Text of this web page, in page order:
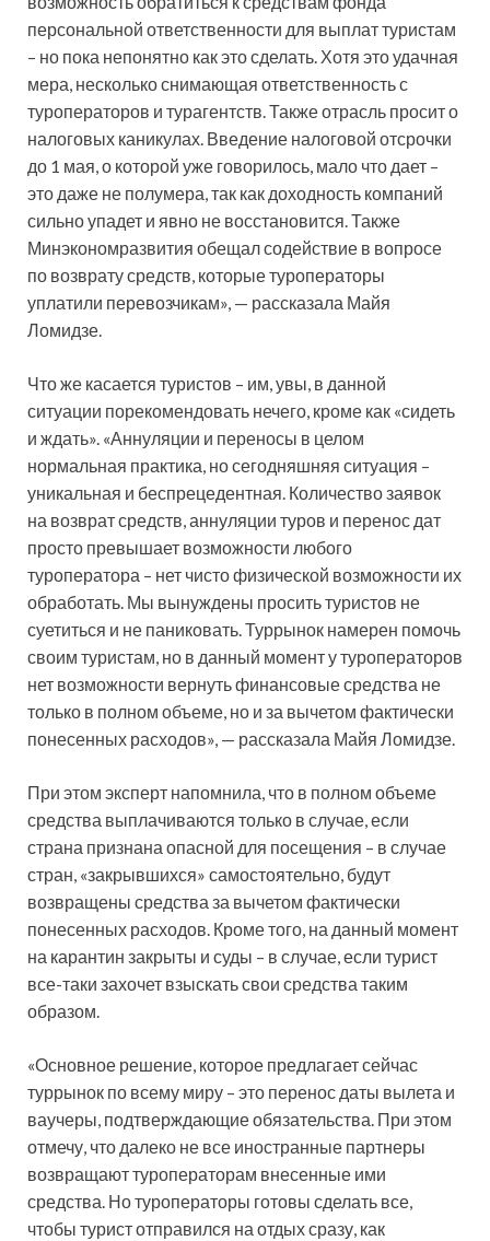
персональной ответственности для выплат туристам
– но пока непонятно как это сделать. Хотя это удачная
мера, несколько снимающая ответственность с
туроператоров и турагентств. Также отрасль просит о
налоговых каникулах. Введение налоговой отсрочки
до 1 мая, о которой уже говорилось, мало что дает –
это даже не полумера, так как доходность компаний
сильно упадет и явно не восстановится. Также
Минэкономразвития обещал содействие в вопросе
по возврату средств, которые туроператоры
уплатили перевозчикам», — рассказала Майя
Ломидзе.
Что же касается туристов – им, увы, в данной
ситуации порекомендовать нечего, кроме как «сидеть
и ждать». «Аннуляции и переносы в целом
нормальная практика, но сегодняшняя ситуация –
уникальная и беспрецедентная. Количество заявок
на возврат средств, аннуляции туров и перенос дат
просто превышает возможности любого
туроператора – нет чисто физической возможности их
обработать. Мы вынуждены просить туристов не
суетиться и не паниковать. Туррынок намерен помочь
своим туристам, но в данный момент у туроператоров
нет возможности вернуть финансовые средства не
только в полном объеме, но и за вычетом фактически
понесенных расходов», — рассказала Майя Ломидзе.
При этом эксперт напомнила, что в полном объеме
средства выплачиваются только в случае, если
страна признана опасной для посещения – в случае
стран, «закрывшихся» самостоятельно, будут
возвращены средства за вычетом фактически
понесенных расходов. Кроме того, на данный момент
на карантин закрыты и суды – в случае, если турист
все-таки захочет взыскать свои средства таким
образом.
«Основное решение, которое предлагает сейчас
туррынок по всему миру – это перенос даты вылета и
ваучеры, подтверждающие обязательства. При этом
отмечу, что далеко не все иностранные партнеры
возвращают туроператорам внесенные ими
средства. Но туроператоры готовы сделать все,
чтобы турист отправился на отдых сразу, как